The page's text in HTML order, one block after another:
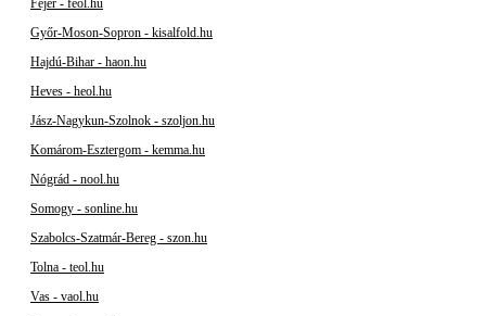
Győr-Moson-Sopron - kisalfold.hu
Hajdú-Bihar - haon.hu
Heves - heol.hu
Jász-Nagykun-Szolnok - szoljon.hu
Komárom-Esztergom - kemma.hu
Nógrád - nool.hu
Somogy - sonline.hu
Szabolcs-Szatmár-Bereg - szon.hu
Tolna - teol.hu
Vas - vaol.hu